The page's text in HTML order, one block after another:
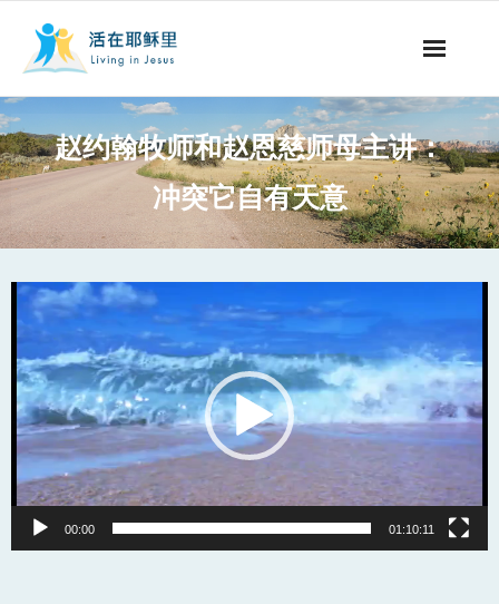
视听节目
阅读文章
永生之道
奉献支持
其他语言
赵约翰牧师和赵恩慈师母主讲：
冲突它自有天意
Video
Player
00:00 01:10:11